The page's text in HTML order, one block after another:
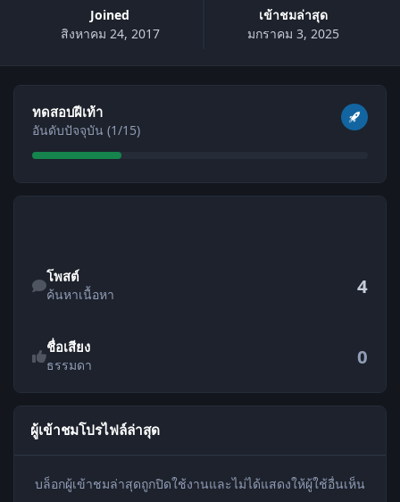
Joined
สิงหาคม 24, 2017
เข้าชมล่าสุด
มกราคม 3, 2025
ดูทั้งหมด
ทดสอบฝีเท้า
อันดับปัจจุบัน (1/15)
โพสต์
ค้นหาเนื้อหา 4
ชื่อเสียง
ธรรมดา 0
ผู้เข้าชมโปรไฟล์ล่าสุด
บล็อกผู้เข้าชมล่าสุดถูกปิดใช้งานและไม่ได้แสดงให้ผู้ใช้อื่นเห็น